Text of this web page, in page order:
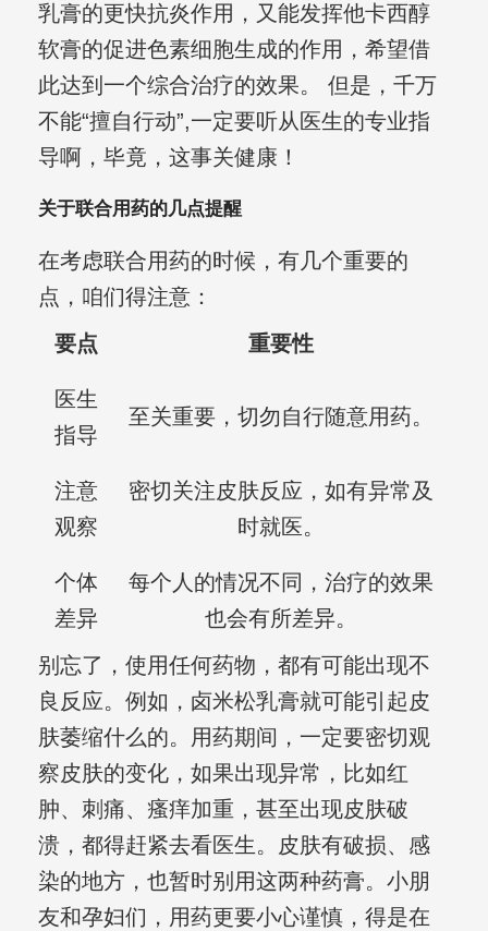
乳膏的更快抗炎作用，又能发挥他卡西醇
软膏的促进色素细胞生成的作用，希望借
此达到一个综合治疗的效果。 但是，千万
不能“擅自行动”,一定要听从医生的专业指
导啊，毕竟，这事关健康！
关于联合用药的几点提醒
在考虑联合用药的时候，有几个重要的
点，咱们得注意：
要点
重要性
医生
指导
至关重要，切勿自行随意用药。
注意
观察
密切关注皮肤反应，如有异常及
时就医。
个体
差异
每个人的情况不同，治疗的效果
也会有所差异。
别忘了，使用任何药物，都有可能出现不
良反应。例如，卤米松乳膏就可能引起皮
肤萎缩什么的。用药期间，一定要密切观
察皮肤的变化，如果出现异常，比如红
肿、刺痛、瘙痒加重，甚至出现皮肤破
溃，都得赶紧去看医生。皮肤有破损、感
染的地方，也暂时别用这两种药膏。小朋
友和孕妇们，用药更要小心谨慎，得是在